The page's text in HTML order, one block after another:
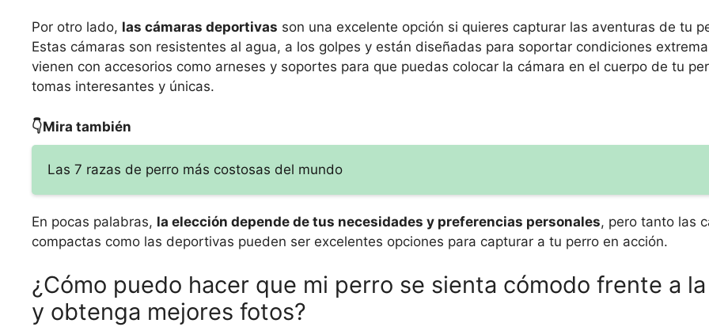
Por otro lado, las cámaras deportivas son una excelente opción si quieres capturar las aventuras de tu
Estas cámaras son resistentes al agua, a los golpes y están diseñadas para soportar condiciones
vienen con accesorios como arneses y soportes para que puedas colocar la cámara en el cuerpo de tu
tomas interesantes y únicas.
👇Mira también
Las 7 razas de perro más costosas del mundo
En pocas palabras, la elección depende de tus necesidades y preferencias personales, pero tanto las
compactas como las deportivas pueden ser excelentes opciones para capturar a tu perro en acción.
¿Cómo puedo hacer que mi perro se sienta cómodo frente a
y obtenga mejores fotos?